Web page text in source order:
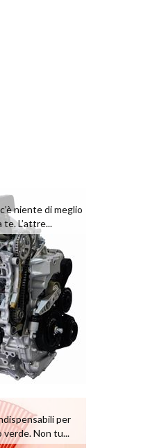
niente di meglio
L’attre...
per
Non tu...